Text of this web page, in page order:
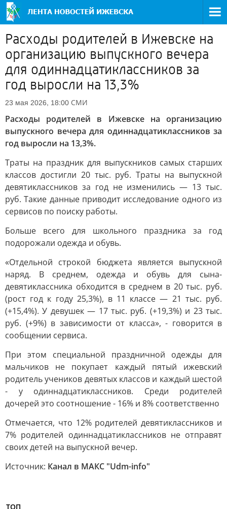
Расходы родителей в Ижевске на
организацию выпускного вечера
для одиннадцатиклассников за
год выросли на 13,3%
23 мая 2026, 18:00 СМИ
Расходы родителей в Ижевске на организацию
выпускного вечера для одиннадцатиклассников за
год выросли на 13,3%.
Траты на праздник для выпускников самых старших
классов достигли 20 тыс. руб. Траты на выпускной
девятиклассников за год не изменились — 13 тыс.
руб. Такие данные приводит исследование одного из
сервисов по поиску работы.
Больше всего для школьного праздника за год
подорожали одежда и обувь.
«Отдельной строкой бюджета является выпускной
наряд. В среднем, одежда и обувь для сына-
девятиклассника обходится в среднем в 20 тыс. руб.
(рост год к году 25,3%), в 11 классе — 21 тыс. руб.
(+15,4%). У девушек — 17 тыс. руб. (+19,3%) и 23 тыс.
руб. (+9%) в зависимости от класса», - говорится в
сообщении сервиса.
При этом специальной праздничной одежды для
мальчиков не покупает каждый пятый ижевский
родитель учеников девятых классов и каждый шестой
- у одиннадцатиклассников. Среди родителей
дочерей это соотношение - 16% и 8% соответственно
Отмечается, что 12% родителей девятиклассников и
7% родителей одиннадцатиклассников не отправят
своих детей на выпускной вечер.
Источник: Канал в МАКС "Udm-info"
ТОП